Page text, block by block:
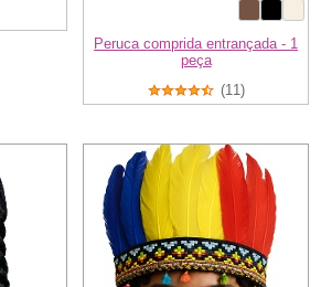
Peruca comprida entrançada - 1
peça
(11)